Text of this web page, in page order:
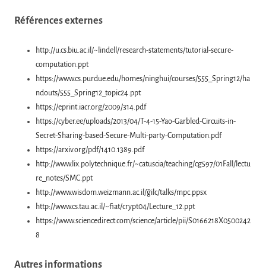
Références externes
http://u.cs.biu.ac.il/~lindell/research-statements/tutorial-secure-
computation.ppt
https://www.cs.purdue.edu/homes/ninghui/courses/555_Spring12/ha
ndouts/555_Spring12_topic24.ppt
https://eprint.iacr.org/2009/314.pdf
https://cyber.ee/uploads/2013/04/T-4-15-Yao-Garbled-Circuits-in-
Secret-Sharing-based-Secure-Multi-party-Computation.pdf
https://arxiv.org/pdf/1410.1389.pdf
http://www.lix.polytechnique.fr/~catuscia/teaching/cg597/01Fall/lectu
re_notes/SMC.ppt
http://www.wisdom.weizmann.ac.il/~gilc/talks/mpc.ppsx
http://www.cs.tau.ac.il/~fiat/crypt04/Lecture_12.ppt
https://www.sciencedirect.com/science/article/pii/S0166218X0500242
8
Autres informations